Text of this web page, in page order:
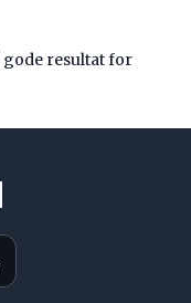
gode resultat for